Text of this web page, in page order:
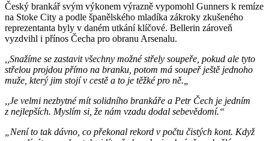
Český brankář svým výkonem výrazně vypomohl Gunners k remíze
na Stoke City a podle španělského mladíka zákroky zkušeného
reprezentanta byly v daném utkání klíčové. Bellerin zároveň
vyzdvihl i přínos Čecha pro obranu Arsenalu.
,,Snažíme se zastavit všechny možné střely soupeře, pokud ale tyto
střelou projdou přímo na branku, potom má soupeř ještě jednoho
muže, který jim stojí v cestě a to je těžké pro ně.
,,Je velmi nezbytné mít solidního brankáře a Petr Čech je jedním
z nejlepších. Myslím si, že nám vzadu dodal sebevědomí.“
„Není to tak dávno, co překonal rekord v počtu čistých kont. Když